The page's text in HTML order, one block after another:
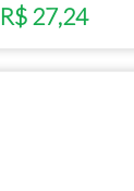
R$ 27,24